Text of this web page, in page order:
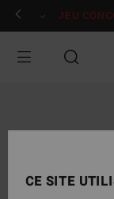
Passer
Se connecter
JEU
CE SITE